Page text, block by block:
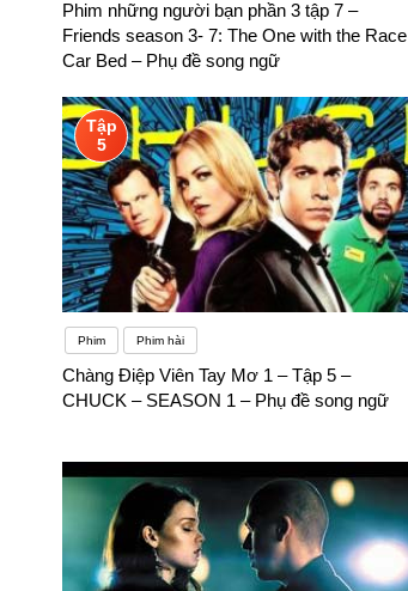
Phim những người bạn phần 3 tập 7 –
Friends season 3- 7: The One with the Race
Car Bed – Phụ đề song ngữ
Tập
5
Phim Phim hài
Chàng Điệp Viên Tay Mơ 1 – Tập 5 –
CHUCK – SEASON 1 – Phụ đề song ngữ